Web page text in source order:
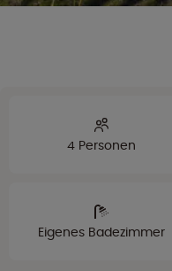
4 Personen
Eigenes Badezimmer